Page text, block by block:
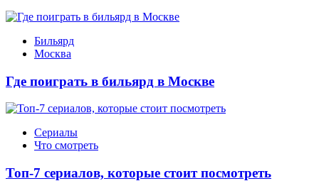
Бильярд
Москва
Где поиграть в бильярд в Москве
Сериалы
Что смотреть
Топ-7 сериалов, которые стоит посмотреть